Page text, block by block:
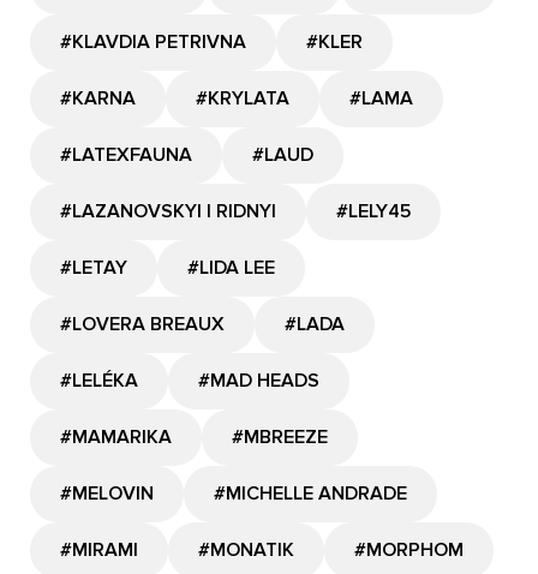
#KLAVDIA PETRIVNA #KLER
#KARNA #KRYLATA #LAMA
#LATEXFAUNA #LAUD
#LAZANOVSKYI I RIDNYI #LELY45
#LETAY #LIDA LEE
#LOVERA BREAUX #LADA
#LELÉKA #MAD HEADS
#MAMARIKA #MBREEZE
#MELOVIN #MICHELLE ANDRADE
#MIRAMI #MONATIK #MORPHOM